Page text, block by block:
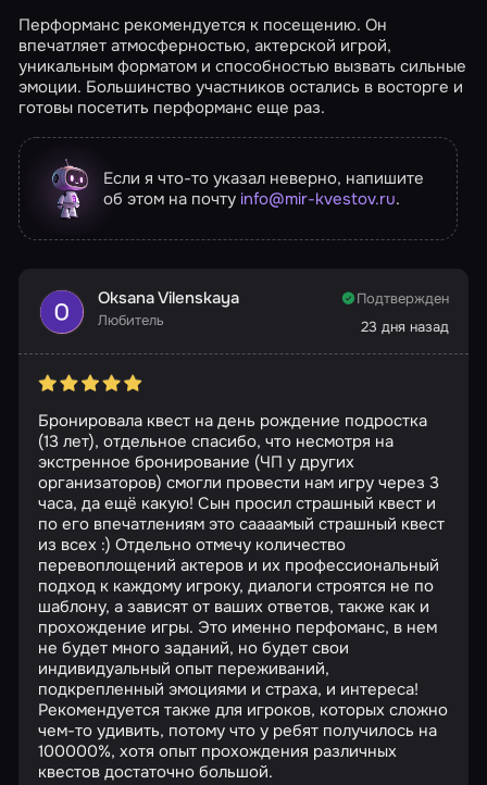
Перформанс рекомендуется к посещению. Он
впечатляет атмосферностью, актерской игрой,
уникальным форматом и способностью вызвать сильные
эмоции. Большинство участников остались в восторге и
готовы посетить перформанс еще раз.
Если я что-то указал неверно, напишите
об этом на почту info@mir-kvestov.ru.
Oksana Vilenskaya
Любитель
Подтвержден
23 дня назад
Бронировала квест на день рождение подростка
(13 лет), отдельное спасибо, что несмотря на
экстренное бронирование (ЧП у других
организаторов) смогли провести нам игру через 3
часа, да ещё какую! Сын просил страшный квест и
по его впечатлениям это саааамый страшный квест
из всех :) Отдельно отмечу количество
перевоплощений актеров и их профессиональный
подход к каждому игроку, диалоги строятся не по
шаблону, а зависят от ваших ответов, также как и
прохождение игры. Это именно перфоманс, в нем
не будет много заданий, но будет свои
индивидуальный опыт переживаний,
подкрепленный эмоциями и страха, и интереса!
Рекомендуется также для игроков, которых сложно
чем-то удивить, потому что у ребят получилось на
100000%, хотя опыт прохождения различных
квестов достаточно большой.